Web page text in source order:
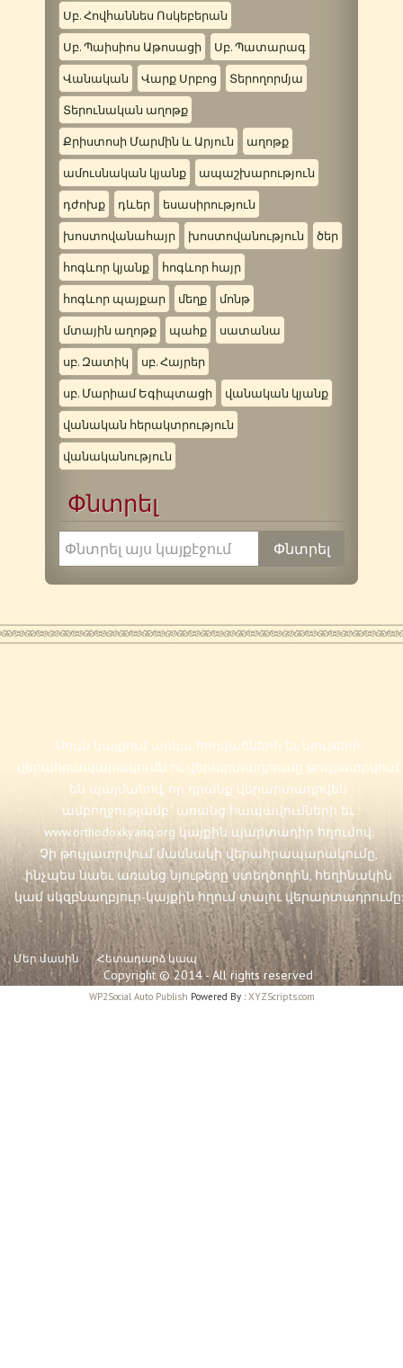
Սբ. Հովհաննես Ոսկեբերան
Սբ. Պաիսիոս Աթոսացի Սբ. Պատարագ
Վանական Վարք Սրբոց Տերողորմյա
Տերունական աղոթք
Քրիստոսի Մարմին և Արյուն աղոթք
ամուսնական կյանք ապաշխարություն
դժոխք դևեր եսասիրություն
խոստովանահայր խոստովանություն ծեր
հոգևոր կյանք հոգևոր հայր
հոգևոր պայքար մեղք մոնթ
մտային աղոթք պահք սատանա
սբ. Զատիկ սբ. Հայրեր
սբ. Մարիամ Եգիպտացի վանական կյանք
վանական հերակտրություն
վանականություն
Փնտրել
Սույն կայքում առկա հոդվածների եւ նյութերի
վերահրապարակումն ու վերարտադրումը թույլատրվում
են պայմանով, որ դրանք վերարտադրվեն
ամբողջությամբ` առանց հապավումների եւ
www.orthodoxkyanq.org կայքին պարտադիր հղումով:
Չի թույլատրվում մասնակի վերահրապարակումը,
ինչպես նաեւ առանց նյութերը ստեղծողին, հեղինակին
կամ սկզբնաղբյուր-կայքին հղում տալու վերարտադրումը:
Մեր մասին Հետադարձ կապ
Copyright © 2014 - All rights reserved
WP2Social Auto Publish Powered By :XYZScripts.com